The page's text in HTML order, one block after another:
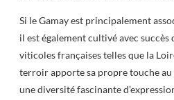
Si le Gamay est principalement
il est également cultivé avec succès
viticoles françaises telles que la
terroir apporte sa propre touche au
une diversité fascinante